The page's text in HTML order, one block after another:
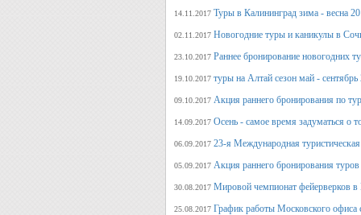
14.11.2017 Туры в Калининград зима - весна
02.11.2017 Новогодние туры и каникулы в
23.10.2017 Раннее бронирование новогодних
19.10.2017 туры на Алтай сезон май - сентябрь
09.10.2017 Акция раннего бронирования по
14.09.2017 Осень - самое время задуматься о
06.09.2017 23-я Международная
05.09.2017 Акция раннего бронирования
30.08.2017 Мировой чемпионат фейерверков в
25.08.2017 График работы Московского офиса